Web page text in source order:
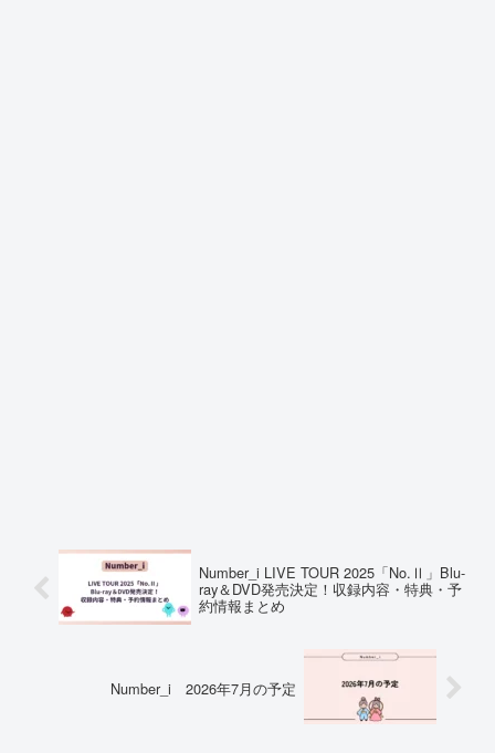
Number_i LIVE TOUR 2025「No.Ⅱ」Blu-
ray＆DVD発売決定！収録内容・特典・予
約情報まとめ
Number_i 2026年7月の予定